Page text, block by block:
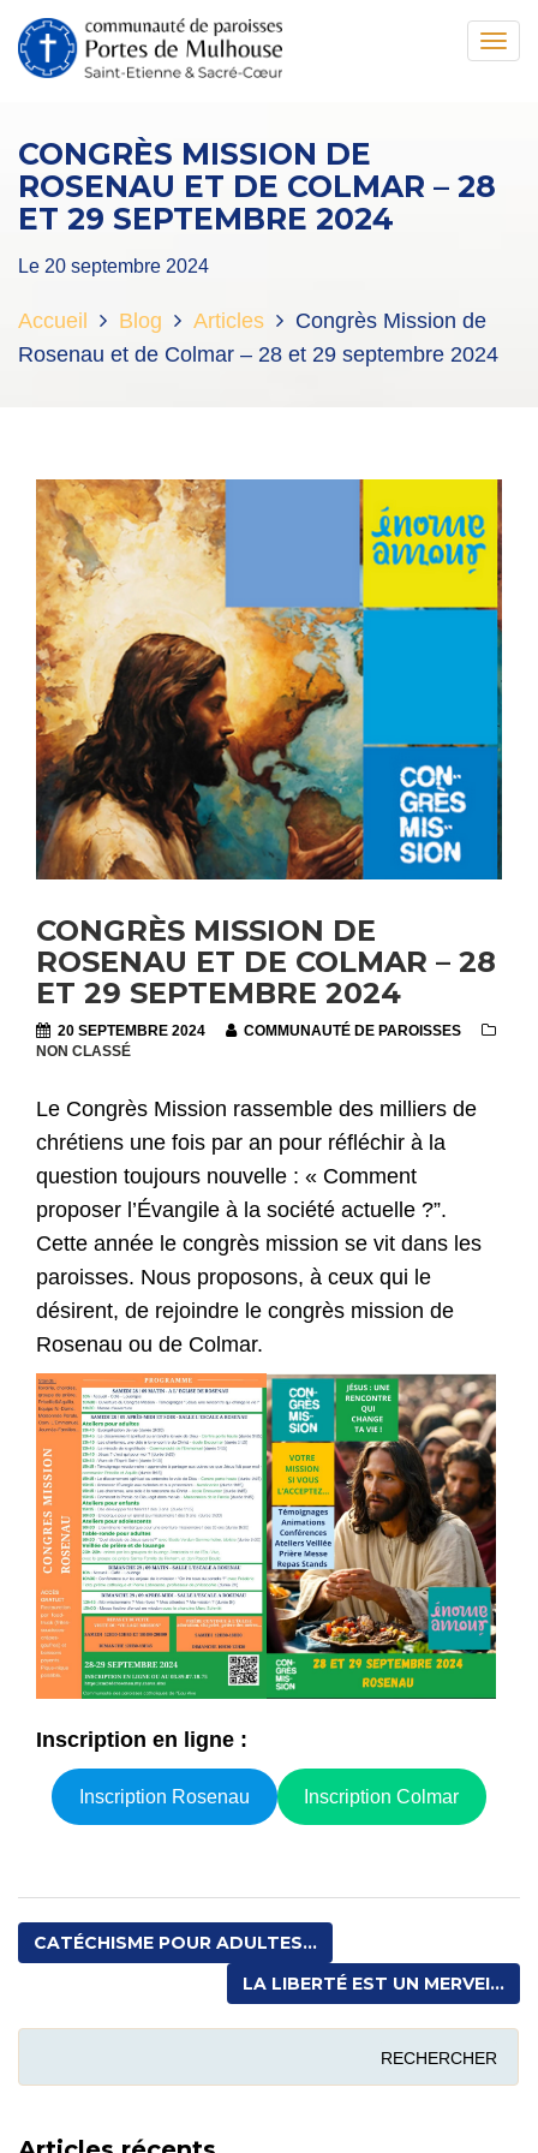
CONGRÈS MISSION DE
ROSENAU ET DE COLMAR – 28
ET 29 SEPTEMBRE 2024
Le 20 septembre 2024
Accueil Blog Articles
Congrès Mission de
Rosenau et de Colmar – 28 et 29 septembre 2024
CONGRÈS MISSION DE
ROSENAU ET DE COLMAR – 28
ET 29 SEPTEMBRE 2024
20 SEPTEMBRE 2024
COMMUNAUTÉ DE PAROISSES
NON CLASSÉ
Le Congrès Mission rassemble des milliers de
chrétiens une fois par an pour réfléchir à la
question toujours nouvelle : « Comment
proposer l’Évangile à la société actuelle ?”.
Cette année le congrès mission se vit dans les
paroisses. Nous proposons, à ceux qui le
désirent, de rejoindre le congrès mission de
Rosenau ou de Colmar.
Inscription en ligne :
Inscription Rosenau Inscription Colmar
CATÉCHISME POUR ADULTES...
LA LIBERTÉ EST UN MERVEI...